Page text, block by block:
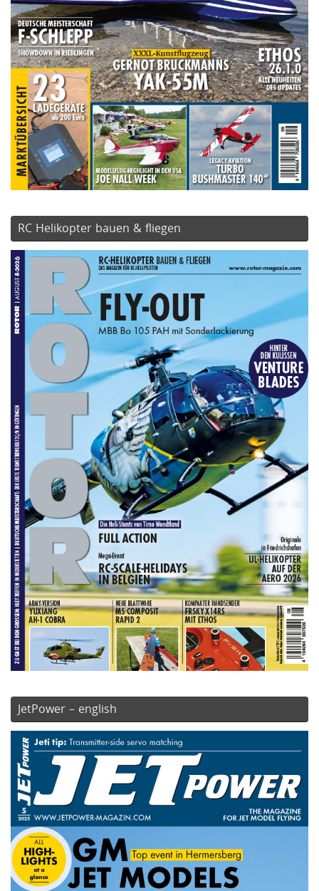
RC Helikopter bauen & fliegen
JetPower – english